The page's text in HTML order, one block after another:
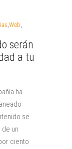
,Web ,
serán
a tu
ha
se
un
ciento